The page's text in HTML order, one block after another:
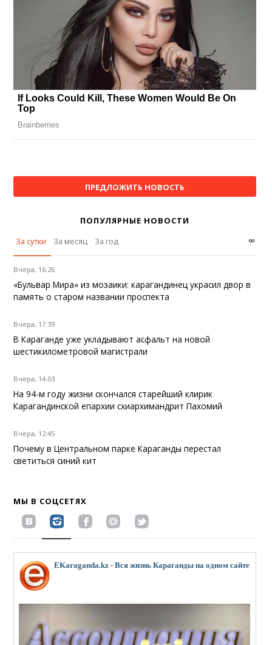
ПРЕДЛОЖИТЬ НОВОСТЬ
ПОПУЛЯРНЫЕ НОВОСТИ
За сутки
За месяц За год ∞
Вчера, 16:26
«Бульвар Мира» из мозаики: карагандинец украсил двор в
память о старом названии проспекта
Вчера, 17:39
В Караганде уже укладывают асфальт на новой
шестикилометровой магистрали
Вчера, 14:03
На 94-м году жизни скончался старейший клирик
Карагандинской епархии схиархимандрит Пахомий
Вчера, 12:45
Почему в Центральном парке Караганды перестал
светиться синий кит
МЫ В СОЦСЕТЯХ
EKaraganda.kz - Вся жизнь Караганды на одном сайте